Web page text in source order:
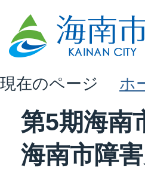
現在のページ ホ
第5期海南
海南市障